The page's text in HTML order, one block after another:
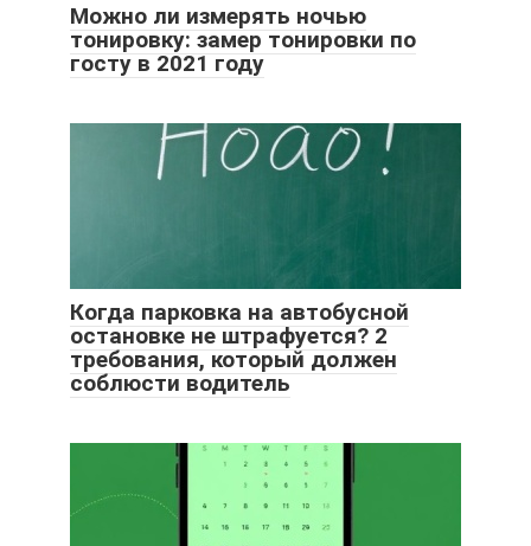
Можно ли измерять ночью
тонировку: замер тонировки по
госту в 2021 году
Когда парковка на автобусной
остановке не штрафуется? 2
требования, который должен
соблюсти водитель